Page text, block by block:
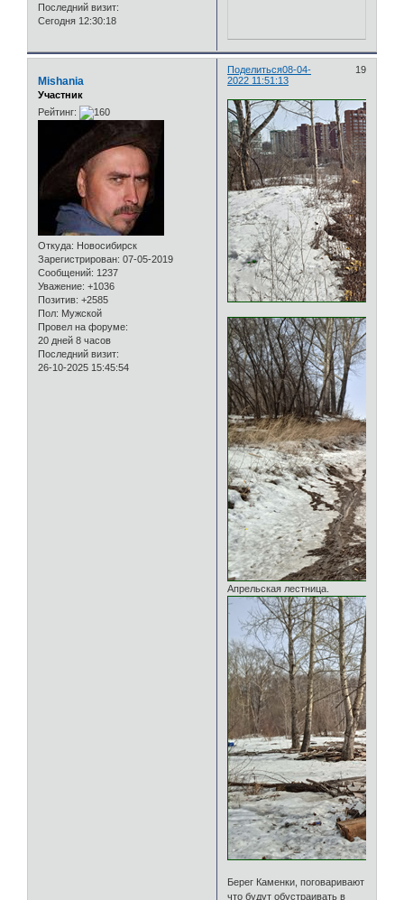
Последний визит:
Сегодня 12:30:18
Поделиться 19
08-04-
2022 11:51:13
Mishania
Участник
Рейтинг:
Откуда: Новосибирск
Зарегистрирован: 07-05-2019
Сообщений: 1237
Уважение: +1036
Позитив: +2585
Пол: Мужской
Провел на форуме:
20 дней 8 часов
Последний визит:
26-10-2025 15:45:54
Апрельская лестница.
Берег Каменки, поговаривают
что будут обустраивать в